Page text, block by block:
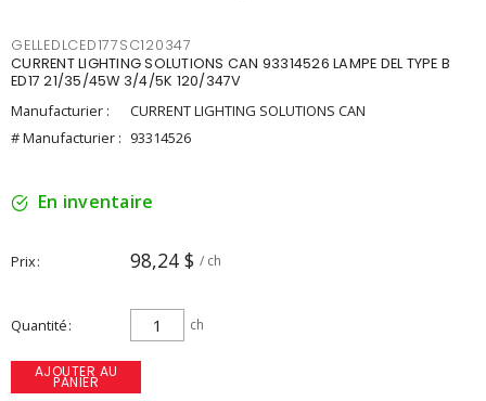
GELLEDLCED177SC120347
CURRENT LIGHTING SOLUTIONS CAN 93314526 LAMPE DEL TYPE B
ED17 21/35/45W 3/4/5K 120/347V
Manufacturier :
CURRENT LIGHTING SOLUTIONS CAN
# Manufacturier : 93314526
En inventaire
Prix 98,24 $ / ch
Quantité ch
AJOUTER AU
PANIER